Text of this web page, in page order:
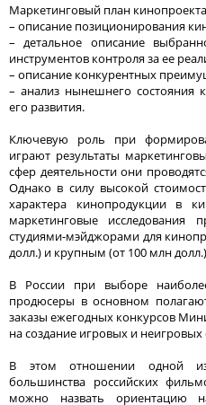
Маркетинговый план
– описание позиционирования
– детальное описание
инструментов контроля за ее
– описание конкурентных
– анализ нынешнего состояния
его развития.
Ключевую роль при
играют результаты
сфер деятельности они
Однако в силу высокой
характера кинопродукции в
маркетинговые исследования
студиями-мэйджорами для
долл.) и крупным (от 100 млн
В России при выборе
продюсеры в основном
заказы ежегодных конкурсов
на создание игровых и
В этом отношении одной
большинства российских
можно назвать ориентацию